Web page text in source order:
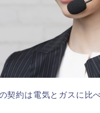
契約は電気とガスに比